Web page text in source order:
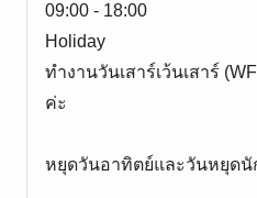
09:00 - 18:00
Holiday
ทำงานวันเสาร์เว้นเสาร์
ค่ะ